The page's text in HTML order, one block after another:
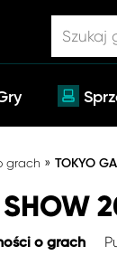
grach » TOKYO
o grach